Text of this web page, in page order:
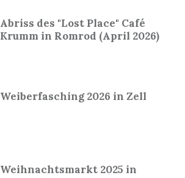
Abriss des "Lost Place" Café
Krumm in Romrod (April 2026)
Weiberfasching 2026 in Zell
Weihnachtsmarkt 2025 in